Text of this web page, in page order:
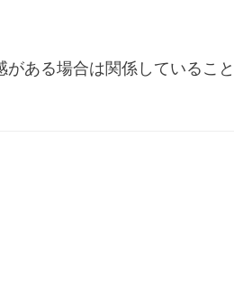
ある場合は関係しているこ